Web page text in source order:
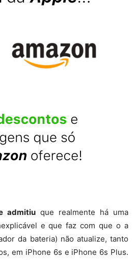
admitiu que realmente há uma
e que faz com que o a
da bateria) não atualize, tanto
em iPhone 6s e iPhone 6s Plus.